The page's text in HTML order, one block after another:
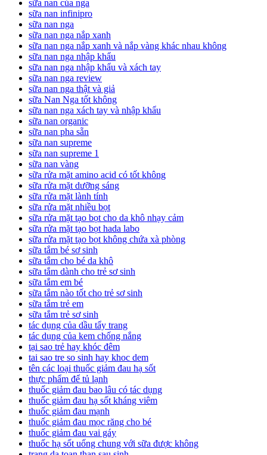
sữa nan của nga
sữa nan infinipro
sữa nan nga
sữa nan nga nắp xanh
sữa nan nga nắp xanh và nắp vàng khác nhau không
sữa nan nga nhập khẩu
sữa nan nga nhập khẩu và xách tay
sữa nan nga review
sữa nan nga thật và giả
sữa Nan Nga tốt không
sữa nan nga xách tay và nhập khẩu
sữa nan organic
sữa nan pha sẵn
sữa nan supreme
sữa nan supreme 1
sữa nan vàng
sữa rửa mặt amino acid có tốt không
sữa rửa mặt dưỡng sáng
sữa rửa mặt lành tính
sữa rửa mặt nhiều bọt
sữa rửa mặt tạo bọt cho da khô nhạy cảm
sữa rửa mặt tạo bọt hada labo
sữa rửa mặt tạo bọt không chứa xà phòng
sữa tắm bé sơ sinh
sữa tắm cho bé da khô
sữa tắm dành cho trẻ sơ sinh
sữa tắm em bé
sữa tắm nào tốt cho trẻ sơ sinh
sữa tắm trẻ em
sữa tắm trẻ sơ sinh
tác dụng của dầu tẩy trang
tác dụng của kem chống nắng
tại sao trẻ hay khóc đêm
tai sao tre so sinh hay khoc dem
tên các loại thuốc giảm đau hạ sốt
thực phẩm để tủ lạnh
thuốc giảm đau bao lâu có tác dụng
thuốc giảm đau hạ sốt kháng viêm
thuốc giảm đau mạnh
thuốc giảm đau mọc răng cho bé
thuốc giảm đau vai gáy
thuốc hạ sốt uống chung với sữa được không